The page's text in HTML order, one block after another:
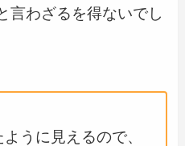
言わざるを得ないでし
うに見えるので、